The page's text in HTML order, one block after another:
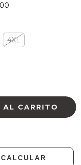
4XL
CALCULAR